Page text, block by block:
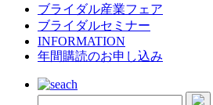
ブライダル産業フェア
ブライダルセミナー
INFORMATION
年間購読のお申し込み